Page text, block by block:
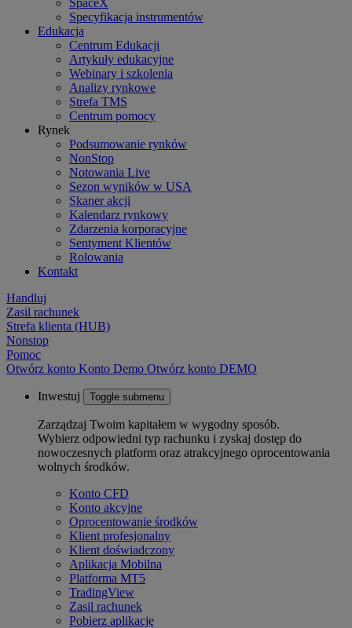
Specyfikacja instrumentów
Edukacja
Centrum Edukacji
Artykuły edukacyjne
Webinary i szkolenia
Analizy rynkowe
Strefa TMS
Centrum pomocy
Rynek
Podsumowanie rynków
NonStop
Notowania Live
Sezon wyników w USA
Skaner akcji
Kalendarz rynkowy
Zdarzenia korporacyjne
Sentyment Klientów
Rolowania
Kontakt
Handluj
Zasil rachunek
Strefa klienta (HUB)
Nonstop
Pomoc
Otwórz konto Konto Demo Otwórz konto DEMO
Inwestuj Toggle submenu
Zarządzaj Twoim kapitałem w wygodny sposób.
Wybierz odpowiedni typ rachunku i zyskaj dostęp do
nowoczesnych platform oraz atrakcyjnego oprocentowania
wolnych środków.
Konto CFD
Konto akcyjne
Oprocentowanie środków
Klient profesjonalny
Klient doświadczony
Aplikacja Mobilna
Platforma MT5
TradingView
Zasil rachunek
Pobierz aplikację